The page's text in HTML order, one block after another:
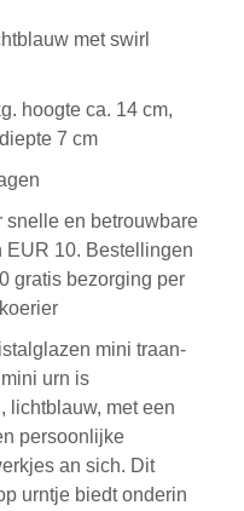
met swirl
hoogte ca. 14 cm,
7 cm
snelle en betrouwbare
EUR 10. Bestellingen
gratis bezorging per
mini traan-
urn is
lichtblauw, met een
persoonlijke
an sich. Dit
urntje biedt onderin